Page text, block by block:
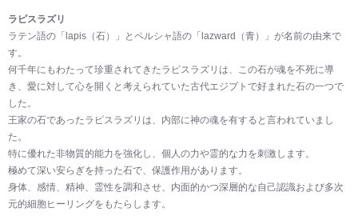
ラピスラズリ
ラテン語の「lapis（石）」とペルシャ語の「lazward（青）」が名前の由来で
す。
何千年にもわたって珍重されてきたラピスラズリは、この石が魂を不死に導
き、愛に対して心を開くと考えられていた古代エジプトで好まれた石の一つで
した。
王家の石であったラピスラズリは、内部に神の魂を有すると言われていまし
た。
特に優れた非物質的能力を強化し、個人の力や霊的な力を刺激します。
極めて深い安らぎを持った石で、保護作用があります。
身体、感情、精神、霊性を調和させ、内面的かつ深層的な自己認識および多次
元的細胞ヒーリングをもたらします。